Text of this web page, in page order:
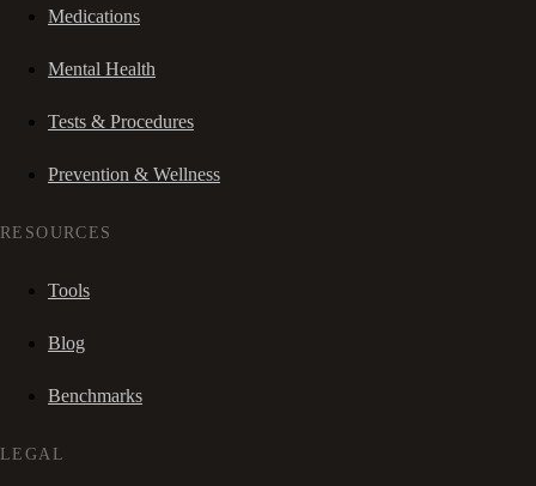
Medications
Mental Health
Tests & Procedures
Prevention & Wellness
RESOURCES
Tools
Blog
Benchmarks
LEGAL